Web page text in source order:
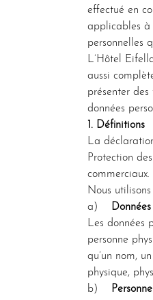
effectué en
applicables à
personnelles
L’Hôtel
aussi
présenter
données
1. Définitions
La
Protection
commerciaux.
Nous
a)
Les données
personne
qu’un nom,
physique,
b)